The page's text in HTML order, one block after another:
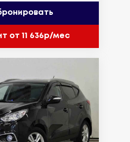
от 11 636р/мес